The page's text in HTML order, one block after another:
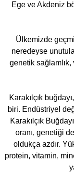
Ege ve Akdeniz
Ülkemizde
neredeyse
genetik
Karakılçık
biri. Endüstriyel
Karakılçık
oranı, genetiği
oldukça azdır.
protein, vitamin,